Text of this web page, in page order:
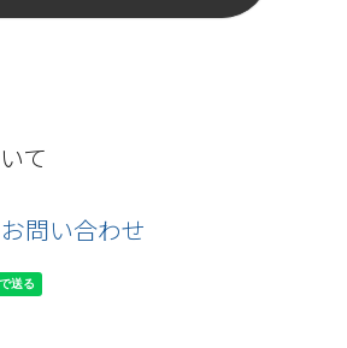
て
問い合わせ